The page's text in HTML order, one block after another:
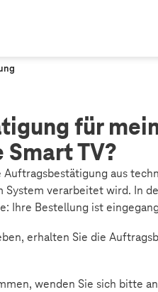
für
Smart TV?
aus
verarbeitet wird. In
Ihre Bestellung ist
erhalten Sie die
wenden Sie sich bitte